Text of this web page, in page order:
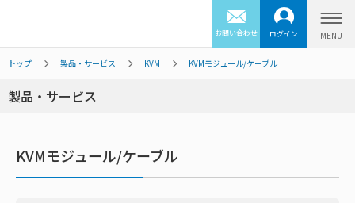
お問い合わせ ログイン
トップ 製品・サービス KVM KVMモジュール/ケーブル
製品・サービス
KVMモジュール/ケーブル